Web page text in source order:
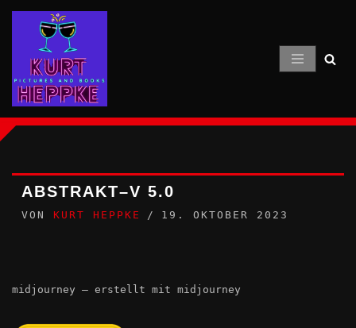
Inhalt
springen
ABSTRAKT–V 5.0
VON KURT HEPPKE 19. OKTOBER 2023
midjourney – erstellt mit midjourney